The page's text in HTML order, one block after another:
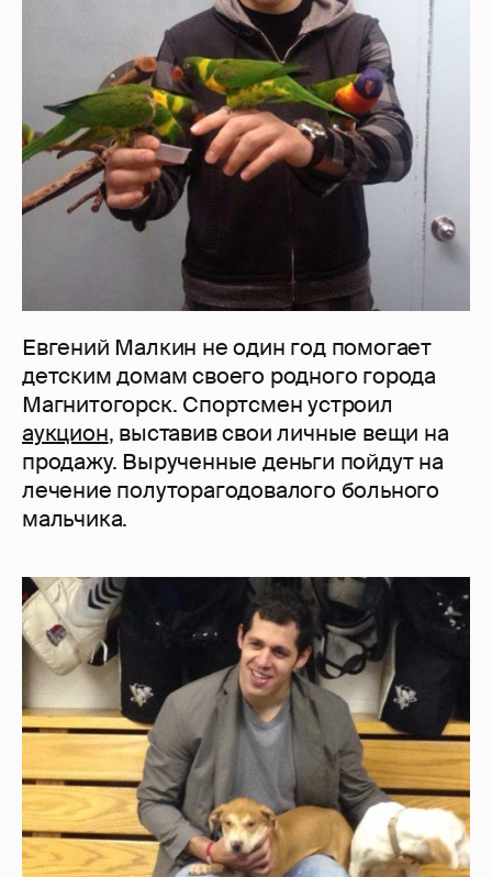
Евгений Малкин не один год помогает
детским домам своего родного города
Магнитогорск. Спортсмен устроил
аукцион, выставив свои личные вещи на
продажу. Вырученные деньги пойдут на
лечение полуторагодовалого больного
мальчика.